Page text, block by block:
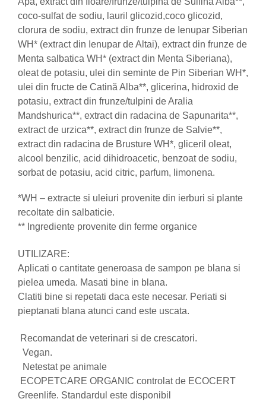
Zuluff Diapers (70 produse)
coco-sulfat de sodiu, lauril glicozid,coco glicozid,
clorura de sodiu, extract din frunze de Ienupar Siberian
WH* (extract din Ienupar de Altai), extract din frunze de
Menta salbatica WH* (extract din Menta Siberiana),
oleat de potasiu, ulei din seminte de Pin Siberian WH*,
ulei din fructe de Catină Alba**, glicerina, hidroxid de
potasiu, extract din frunze/tulpini de Aralia
Mandshurica**, extract din radacina de Sapunarita**,
extract de urzica**, extract din frunze de Salvie**,
extract din radacina de Brusture WH*, gliceril oleat,
alcool benzilic, acid dihidroacetic, benzoat de sodiu,
sorbat de potasiu, acid citric, parfum, limonena.
*WH – extracte si uleiuri provenite din ierburi si plante
recoltate din salbaticie.
** Ingrediente provenite din ferme organice
UTILIZARE:
Aplicati o cantitate generoasa de sampon pe blana si
pielea umeda. Masati bine in blana.
Clatiti bine si repetati daca este necesar. Periati si
pieptanati blana atunci cand este uscata.
Recomandat de veterinari si de crescatori.
Vegan.
Netestat pe animale
ECOPETCARE ORGANIC controlat de ECOCERT
Greenlife. Standardul este disponibil